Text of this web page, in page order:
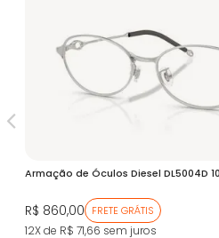
Armação de Óculos Diesel DL5004D
R$ 860,00 FRETE GRÁTIS
12X de R$ 71,66 sem juros